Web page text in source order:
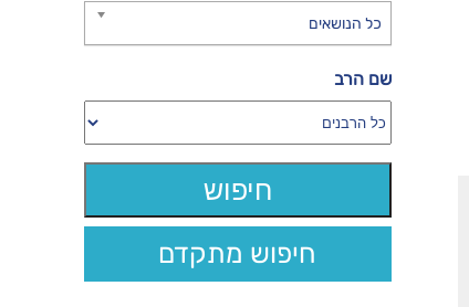
כל הנושאים
שם הרב
חיפוש מתקדם